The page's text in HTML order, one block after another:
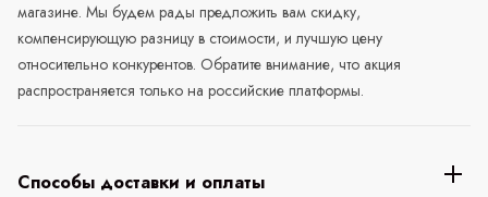
магазине. Мы будем рады предложить вам скидку,
компенсирующую разницу в стоимости, и лучшую цену
относительно конкурентов. Обратите внимание, что акция
распространяется только на российские платформы.
Способы доставки и оплаты